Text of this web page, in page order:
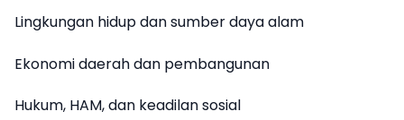
Lingkungan hidup dan sumber daya alam
Ekonomi daerah dan pembangunan
Hukum, HAM, dan keadilan sosial